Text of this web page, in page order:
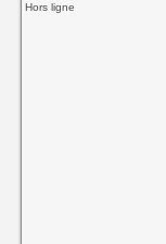
Hors ligne